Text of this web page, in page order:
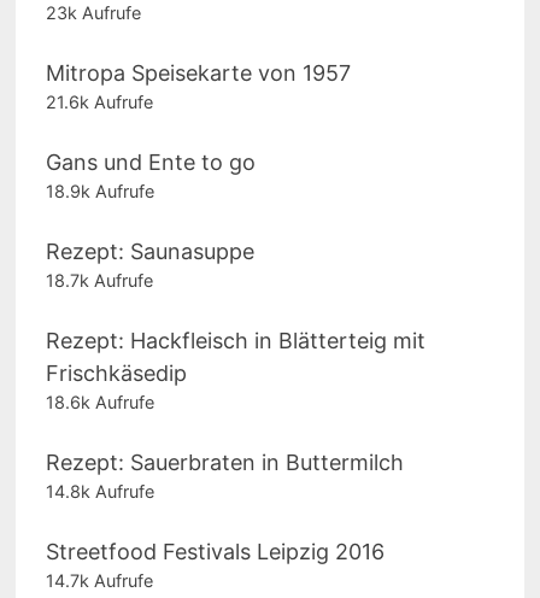
23k Aufrufe
Mitropa Speisekarte von 1957
21.6k Aufrufe
Gans und Ente to go
18.9k Aufrufe
Rezept: Saunasuppe
18.7k Aufrufe
Rezept: Hackfleisch in Blätterteig mit
Frischkäsedip
18.6k Aufrufe
Rezept: Sauerbraten in Buttermilch
14.8k Aufrufe
Streetfood Festivals Leipzig 2016
14.7k Aufrufe